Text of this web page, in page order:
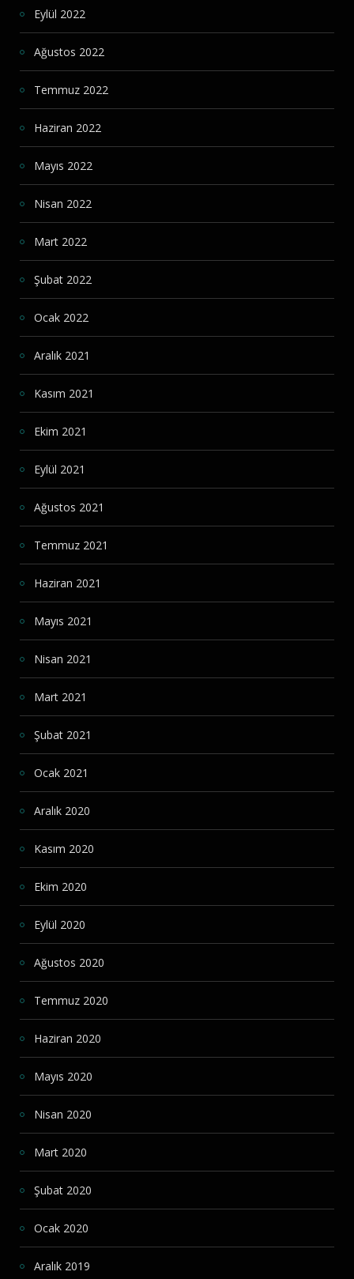
Eylül 2022
Ağustos 2022
Temmuz 2022
Haziran 2022
Mayıs 2022
Nisan 2022
Mart 2022
Şubat 2022
Ocak 2022
Aralık 2021
Kasım 2021
Ekim 2021
Eylül 2021
Ağustos 2021
Temmuz 2021
Haziran 2021
Mayıs 2021
Nisan 2021
Mart 2021
Şubat 2021
Ocak 2021
Aralık 2020
Kasım 2020
Ekim 2020
Eylül 2020
Ağustos 2020
Temmuz 2020
Haziran 2020
Mayıs 2020
Nisan 2020
Mart 2020
Şubat 2020
Ocak 2020
Aralık 2019